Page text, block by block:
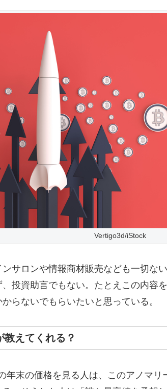
Vertigo3d/iStock
サロンや情報商材販売なども一切な
投資助言でもない。たとえこの内容
らないでもらいたいと思っている。
教えてくれる？
年末の価格を見る人は、このアノマ